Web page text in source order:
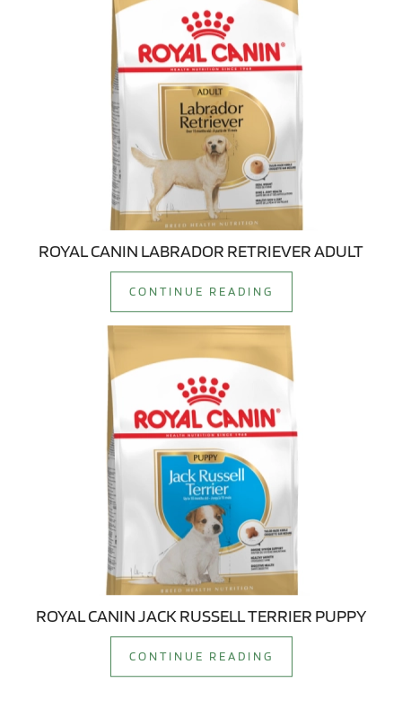
ROYAL CANIN LABRADOR RETRIEVER ADULT
CONTINUE READING
ROYAL CANIN JACK RUSSELL TERRIER PUPPY
CONTINUE READING